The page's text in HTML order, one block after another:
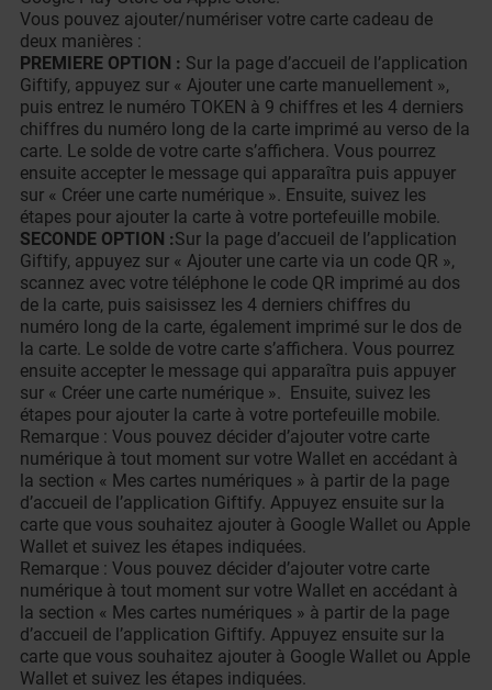
Vous pouvez ajouter/numériser votre carte cadeau de
deux manières :
PREMIERE OPTION : Sur la page d’accueil de l’application
Giftify, appuyez sur « Ajouter une carte manuellement »,
puis entrez le numéro TOKEN à 9 chiffres et les 4 derniers
chiffres du numéro long de la carte imprimé au verso de la
carte. Le solde de votre carte s’affichera. Vous pourrez
ensuite accepter le message qui apparaîtra puis appuyer
sur « Créer une carte numérique ». Ensuite, suivez les
étapes pour ajouter la carte à votre portefeuille mobile.
SECONDE OPTION :Sur la page d’accueil de l’application
Giftify, appuyez sur « Ajouter une carte via un code QR »,
scannez avec votre téléphone le code QR imprimé au dos
de la carte, puis saisissez les 4 derniers chiffres du
numéro long de la carte, également imprimé sur le dos de
la carte. Le solde de votre carte s’affichera. Vous pourrez
ensuite accepter le message qui apparaîtra puis appuyer
sur « Créer une carte numérique ». Ensuite, suivez les
étapes pour ajouter la carte à votre portefeuille mobile.
Remarque : Vous pouvez décider d’ajouter votre carte
numérique à tout moment sur votre Wallet en accédant à
la section « Mes cartes numériques » à partir de la page
d’accueil de l’application Giftify. Appuyez ensuite sur la
carte que vous souhaitez ajouter à Google Wallet ou Apple
Wallet et suivez les étapes indiquées.
Remarque : Vous pouvez décider d’ajouter votre carte
numérique à tout moment sur votre Wallet en accédant à
la section « Mes cartes numériques » à partir de la page
d’accueil de l’application Giftify. Appuyez ensuite sur la
carte que vous souhaitez ajouter à Google Wallet ou Apple
Wallet et suivez les étapes indiquées.